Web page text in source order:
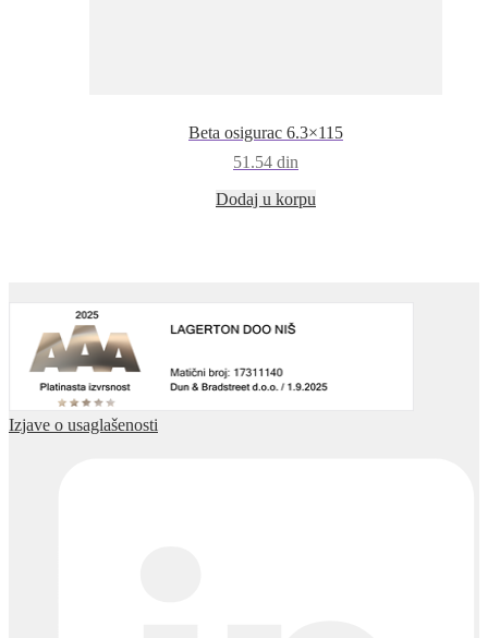
Beta osigurac 6.3×115
51.54 din
Dodaj u korpu
Izjave o usaglašenosti